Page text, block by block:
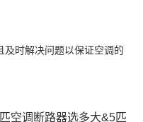
及时解决问题以保证空调的
空调断路器选多大&5匹